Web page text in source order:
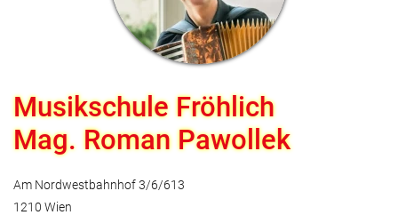
Musikschule Fröhlich
Mag. Roman Pawollek
Am Nordwestbahnhof 3/6/613
1210 Wien